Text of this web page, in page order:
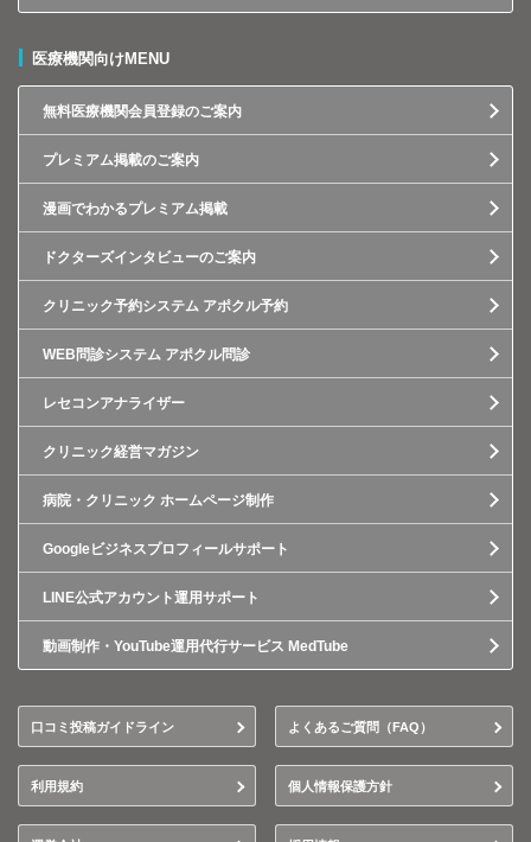
医療機関向けMENU
無料医療機関会員登録のご案内
プレミアム掲載のご案内
漫画でわかるプレミアム掲載
ドクターズインタビューのご案内
クリニック予約システム アポクル予約
WEB問診システム アポクル問診
レセコンアナライザー
クリニック経営マガジン
病院・クリニック ホームページ制作
Googleビジネスプロフィールサポート
LINE公式アカウント運用サポート
動画制作・YouTube運用代行サービス MedTube
口コミ投稿ガイドライン よくあるご質問（FAQ）
利用規約 個人情報保護方針